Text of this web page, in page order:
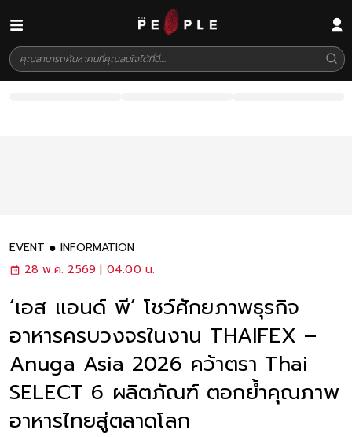
EVENT
INFORMATION
28 พ.ค. 2569 | 04:00 น.
‘เอส แอนด์ พี’ โชว์ศักยภาพธุรกิจ
อาหารครบวงจรในงาน THAIFEX –
Anuga Asia 2026 คว้าตรา Thai
SELECT 6 ผลิตภัณฑ์ ตอกย้ำคุณภาพ
อาหารไทยสู่ตลาดโลก